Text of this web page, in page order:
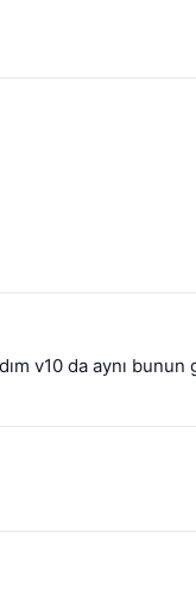
v10 da aynı bunun